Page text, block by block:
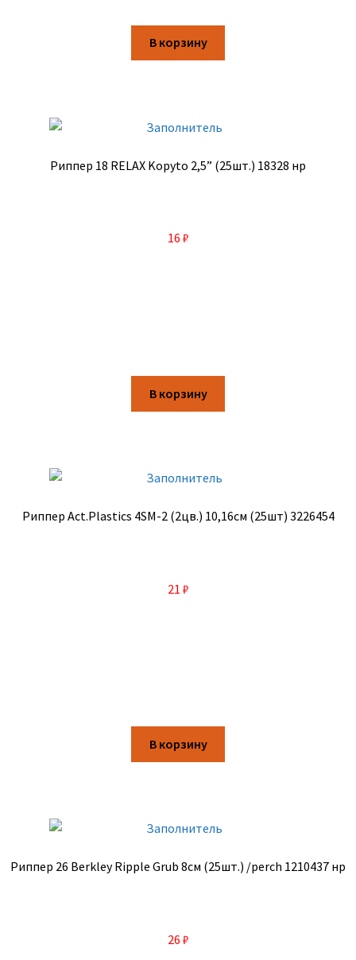
В корзину
Риппер 18 RELAX Kopyto 2,5” (25шт.) 18328 нр
16 ₽
В корзину
Риппер Act.Plastics 4SM-2 (2цв.) 10,16см (25шт) 3226454
21 ₽
В корзину
Риппер 26 Berkley Ripple Grub 8см (25шт.) /perch 1210437 нр
26 ₽